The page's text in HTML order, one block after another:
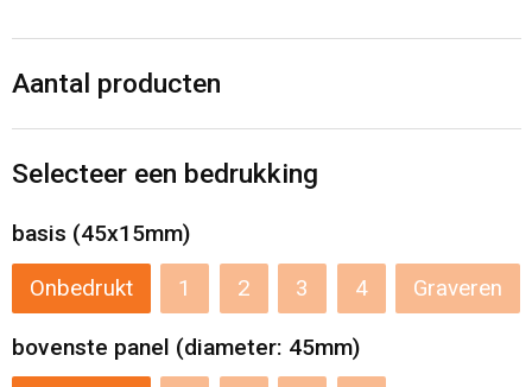
Levensmiddelen
Strandtassen
Tablettassen
Toilettassen
Trolleys
Waterbestendige tassen
Draagtassen
Aantal producten
Selecteer een bedrukking
basis (45x15mm)
Onbedrukt 1 2 3 4 Graveren
bovenste panel (diameter: 45mm)